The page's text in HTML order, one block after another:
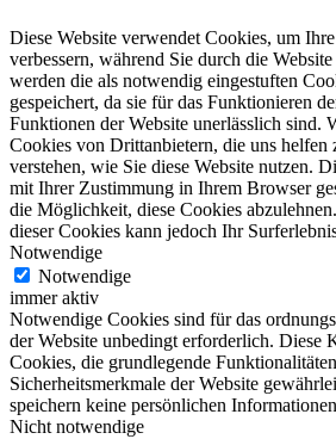
Diese Website verwendet Cookies, um
verbessern, während Sie durch die
werden die als notwendig eingestuften
gespeichert, da sie für das Funktionieren
Funktionen der Website unerlässlich sind.
Cookies von Drittanbietern, die uns helfen
verstehen, wie Sie diese Website nutzen.
mit Ihrer Zustimmung in Ihrem Browser
die Möglichkeit, diese Cookies
dieser Cookies kann jedoch Ihr
Notwendige
Notwendige
immer aktiv
Notwendige Cookies sind für das
der Website unbedingt erforderlich. Diese
Cookies, die grundlegende
Sicherheitsmerkmale der Website
speichern keine persönlichen
Nicht notwendige